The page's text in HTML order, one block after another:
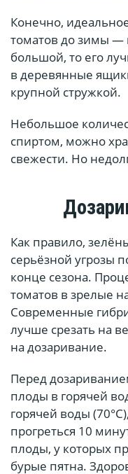
Конечно,
томатов до зимы —
большой, то его
в деревянные
крупной стружкой.
Небольшое
спиртом, можно
свежести. Но
Как правило,
серьёзной угрозы
конце сезона.
томатов в зрелые
Современные
лучше срезать на
на дозаривание.
Перед
плоды в горячей
горячей воды
прогреться 10
плоды, у которых
бурые пятна.